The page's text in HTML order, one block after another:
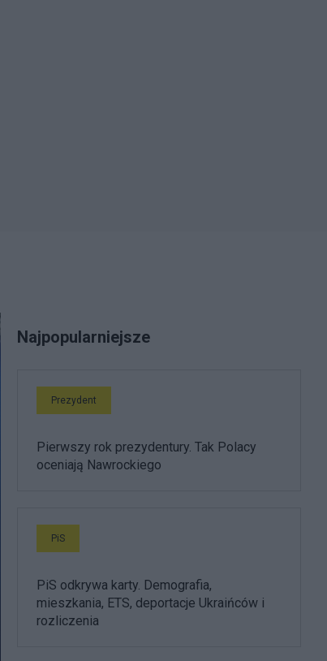
Najpopularniejsze
Prezydent
Pierwszy rok prezydentury. Tak Polacy
oceniają Nawrockiego
PiS
PiS odkrywa karty. Demografia,
mieszkania, ETS, deportacje Ukraińców i
rozliczenia